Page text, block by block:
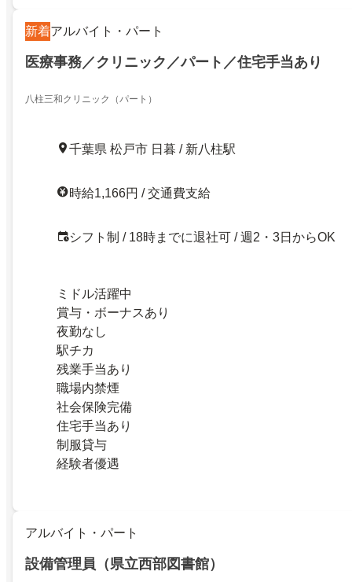
新着アルバイト・パート
医療事務／クリニック／パート／住宅手当あり
八柱三和クリニック（パート）
千葉県 松戸市 日暮 / 新八柱駅
時給1,166円 / 交通費支給
シフト制 / 18時までに退社可 / 週2・3日からOK
ミドル活躍中
賞与・ボーナスあり
夜勤なし
駅チカ
残業手当あり
職場内禁煙
社会保険完備
住宅手当あり
制服貸与
経験者優遇
アルバイト・パート
設備管理員（県立西部図書館）